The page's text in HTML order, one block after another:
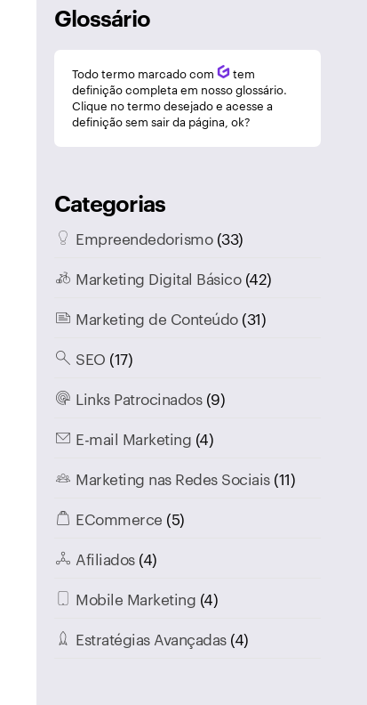
Glossário
Todo termo marcado com Q tem
definição completa em nosso glossário.
Clique no termo desejado e acesse a
definição sem sair da página, ok?
Categorias
Empreendedorismo(33)
Marketing Digital Básico(42)
Marketing de Conteúdo(31)
SEO (17)
Links Patrocinados(9)
E-mail Marketing (4)
Marketing nas Redes Sociais(11)
ECommerce (5)
Afiliados(4)
Mobile Marketing (4)
Estratégias Avançadas(4)